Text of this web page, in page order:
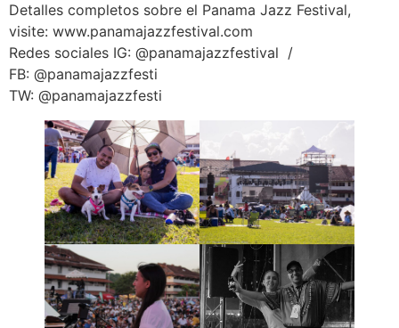
Detalles completos sobre el Panama Jazz Festival,
visite: www.panamajazzfestival.com
Redes sociales IG: @panamajazzfestival /
FB: @panamajazzfesti
TW: @panamajazzfesti